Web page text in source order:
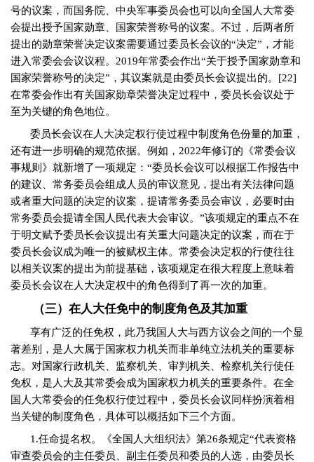
号的议案，而国务院、中央军事委员会也可以向全国人大常委
会提出授予国家勋章、国家荣誉称号的议案。不过，后两者所
提出的勋章荣誉决定议案需要通过委员长会议的“决定”，才能
进入常委会会议议程。 2019年常委会作出“关于授予国家勋章和
国家荣誉称号的决定”，其议案就是由委员长会议提出的。 [22]
在常委会作出有关国家勋章荣誉决定过程中，委员长会议处于
至为关键的角色地位。
委员长会议在人大决定权行使过程中制度角色份量的加重，
还有进一步明确的规范依据。例如， 2022年修订的《常委会议
事规则》就新增了一项规定：“委员长会议可以根据工作报告中
的建议、常务委员会组成人员的审议意见，提出有关法律问题
或者重大问题的决定的议案，提请常务委员会审议，必要时由
常务委员会提请全国人民代表大会审议。”该项规定的重点不在
于明文赋予委员长会议提出有关重大问题决定的议案，而在于
委员长会议成为唯一的被赋权主体。常委会决定权的行使往往
以相关议案的提出为前提基础，该项规定在很大程度上意味着
委员长会议在人大决定权中的角色得到了再一次的加重。
（三）在人大任免中的制度角色及其加重
享有广泛的任免权，此乃我国人大与西方议会之间的一个显
著差别，是人大属于国家权力机关而非单纯立法机关的重要标
志。对国家行政机关、监察机关、审判机关、检察机关行使任
免权，是人大及其常委会成为国家权力机关的重要条件。在全
国人大常委会的任免权行使过程中，委员长会议同样扮演着相
当关键的制度角色，具体可以概括如下三个方面。
1.任命提名权。《全国人大组织法》第26条规定“代表资格
审查委员会的主任委员、副主任委员和委员的人选，由委员长